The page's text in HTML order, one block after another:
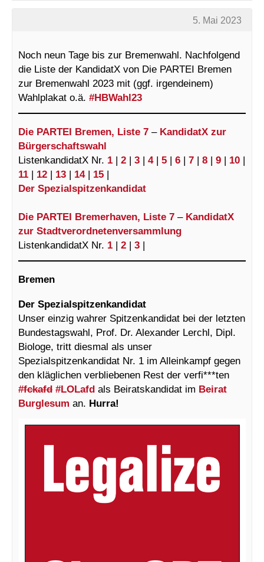
5. Mai 2023
Noch neun Tage bis zur Bremenwahl. Nachfolgend
die Liste der KandidatX von Die PARTEI Bremen
zur Bremenwahl 2023 mit (ggf. irgendeinem)
Wahlplakat o.ä. #HBWahl23
Die PARTEI Bremen, Liste 7 – KandidatX zur
Bürgerschaftswahl
ListenkandidatX Nr. 1 | 2 | 3 | 4| 5 | 6 | 7 | 8 | 9 | 10 |
11 | 12 | 13 | 14| 15 |
Der Spezialspitzenkandidat
Die PARTEI Bremerhaven, Liste 7 – KandidatX
zur Stadtverordnetenversammlung
ListenkandidatX Nr. 1 | 2 | 3 |
Bremen
Der Spezialspitzenkandidat
Unser einzig wahrer Spitzenkandidat bei der letzten
Bundestagswahl, Prof. Dr. Alexander Lerchl, Dipl.
Biologe, tritt diesmal als unser
Spezialspitzenkandidat Nr. 1 im Alleinkampf gegen
den kläglichen verbliebenen Rest der verfi***ten
#fckafd #LOLafd als Beiratskandidat im Beirat
Burglesum an. Hurra!